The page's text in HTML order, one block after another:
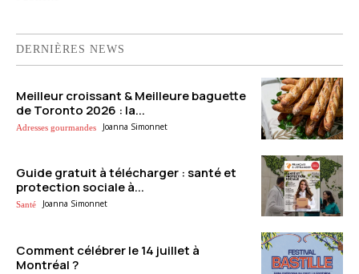
DERNIÈRES NEWS
Meilleur croissant & Meilleure baguette
de Toronto 2026 : la...
Adresses gourmandes Joanna Simonnet
Guide gratuit à télécharger : santé et
protection sociale à...
Santé Joanna Simonnet
Comment célébrer le 14 juillet à
Montréal ?